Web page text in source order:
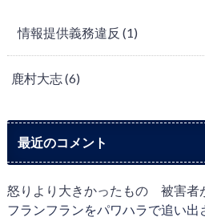
情報提供義務違反 (1)
鹿村大志(6)
最近のコメント
怒りより大きかったもの 被害者
フランフランをパワハラで追い出